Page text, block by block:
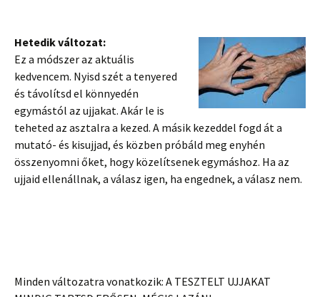
Hetedik változat:
Ez a módszer az aktuális
kedvencem. Nyisd szét a tenyered
és távolítsd el könnyedén
egymástól az ujjakat. Akár le is
teheted az asztalra a kezed. A másik kezeddel fogd át a
mutató- és kisujjad, és közben próbáld meg enyhén
összenyomni őket, hogy közelítsenek egymáshoz. Ha az
ujjaid ellenállnak, a válasz igen, ha engednek, a válasz nem.
Minden változatra vonatkozik: A TESZTELT UJJAKAT